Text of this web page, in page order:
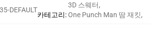
DEFAULT
카테고리:
3D 스웨터,
One Punch Man 땀 재킷,